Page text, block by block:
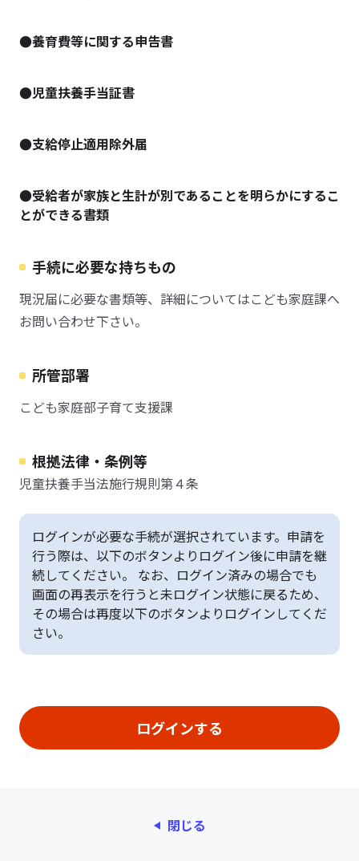
●養育費等に関する申告書
●児童扶養手当証書
●支給停止適用除外届
●受給者が家族と生計が別であることを明らかにするこ
とができる書類
手続に必要な持ちもの
現況届に必要な書類等、詳細についてはこども家庭課へ
お問い合わせ下さい。
所管部署
こども家庭部子育て支援課
根拠法律・条例等
児童扶養手当法施行規則第４条
ログインが必要な手続が選択されています。申請を
行う際は、以下のボタンよりログイン後に申請を継
続してください。 なお、ログイン済みの場合でも
画面の再表示を行うと未ログイン状態に戻るため、
その場合は再度以下のボタンよりログインしてくだ
さい。
閉じる